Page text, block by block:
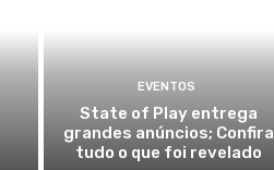
EVENTOS
State of Play entrega
grandes anúncios; Confira
tudo o que foi revelado